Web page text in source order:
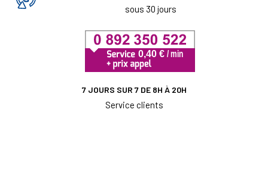
sous 30 jours
7 JOURS SUR 7 DE 8H À 20H
Service clients